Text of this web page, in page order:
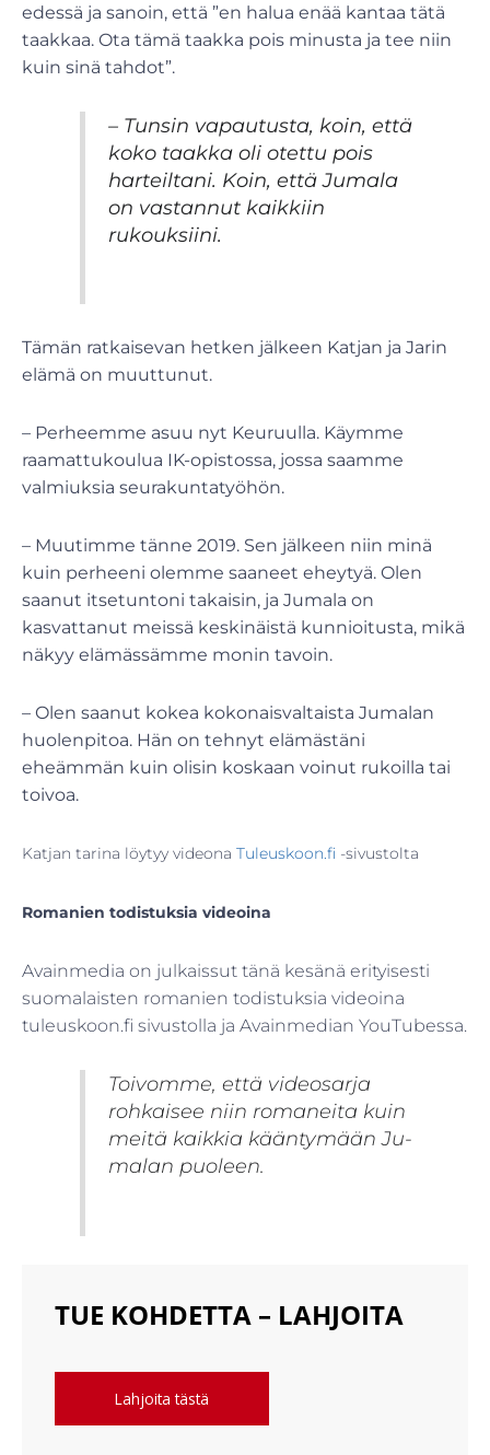
edessä ja sanoin, että ”en halua enää kantaa tätä
taakkaa. Ota tämä taakka pois minusta ja tee niin
kuin sinä tahdot”.
– Tunsin vapautusta, koin, että
koko taakka oli otettu pois
harteiltani. Koin, että Jumala
on vastannut kaikkiin
rukouksiini.
Tämän ratkaisevan hetken jälkeen Katjan ja Jarin
elämä on muuttunut.
– Perheemme asuu nyt Keuruulla. Käymme
raamattukoulua IK-opistossa, jossa saamme
valmiuksia seurakuntatyöhön.
– Muutimme tänne 2019. Sen jälkeen niin minä
kuin perheeni olemme saaneet eheytyä. Olen
saanut itsetuntoni takaisin, ja Jumala on
kasvattanut meissä keskinäistä kunnioitusta, mikä
näkyy elämässämme monin tavoin.
– Olen saanut kokea kokonaisvaltaista Jumalan
huolenpitoa. Hän on tehnyt elämästäni
eheämmän kuin olisin koskaan voinut rukoilla tai
toivoa.
Katjan tarina löytyy videona Tuleuskoon.fi -sivustolta
Romanien todistuksia videoina
Avainmedia on julkaissut tänä kesänä erityisesti
suomalais­ten romanien todistuksia vide­oina
tuleuskoon.fi ­sivustolla ja Avainmedian YouTubessa.
Toivomme, että videosarja
rohkaisee niin romaneita kuin
meitä kaikkia kääntymään Ju­
malan puoleen.
TUE KOHDETTA – LAHJOITA
Lahjoita tästä